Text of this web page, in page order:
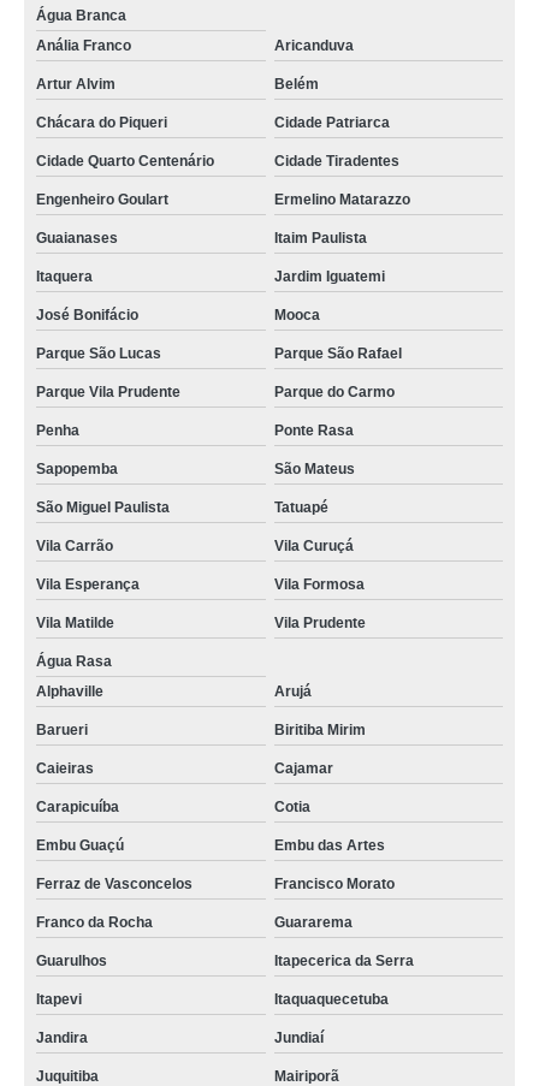
Água Branca
Anália Franco
Aricanduva
Artur Alvim Belém
Chácara do Piqueri Cidade Patriarca
Cidade Quarto Centenário Cidade Tiradentes
Engenheiro Goulart Ermelino Matarazzo
Guaianases Itaim Paulista
Itaquera Jardim Iguatemi
José Bonifácio Mooca
Parque São Lucas Parque São Rafael
Parque Vila Prudente Parque do Carmo
Penha Ponte Rasa
Sapopemba São Mateus
São Miguel Paulista Tatuapé
Vila Carrão Vila Curuçá
Vila Esperança Vila Formosa
Vila Matilde Vila Prudente
Água Rasa
Alphaville
Arujá
Barueri Biritiba Mirim
Caieiras Cajamar
Carapicuíba Cotia
Embu Guaçú Embu das Artes
Ferraz de Vasconcelos Francisco Morato
Franco da Rocha Guararema
Guarulhos Itapecerica da Serra
Itapevi Itaquaquecetuba
Jandira Jundiaí
Juquitiba Mairiporã